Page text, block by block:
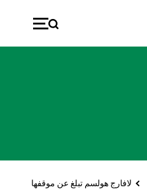
لافارج هولسم تبلغ عن موقفها